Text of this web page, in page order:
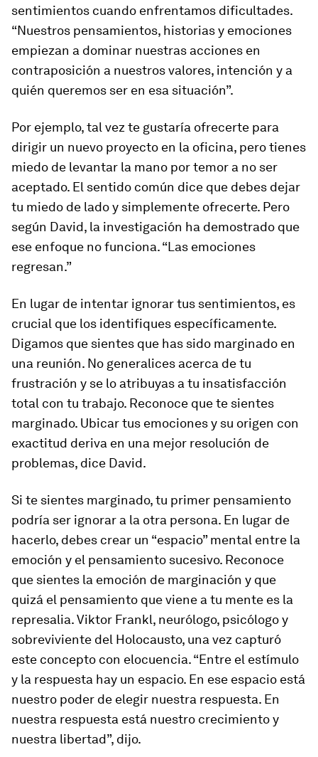
sentimientos cuando enfrentamos dificultades.
“Nuestros pensamientos, historias y emociones
empiezan a dominar nuestras acciones en
contraposición a nuestros valores, intención y a
quién queremos ser en esa situación”.
Por ejemplo, tal vez te gustaría ofrecerte para
dirigir un nuevo proyecto en la oficina, pero tienes
miedo de levantar la mano por temor a no ser
aceptado. El sentido común dice que debes dejar
tu miedo de lado y simplemente ofrecerte. Pero
según David, la investigación ha demostrado que
ese enfoque no funciona. “Las emociones
regresan.”
En lugar de intentar ignorar tus sentimientos, es
crucial que los identifiques específicamente.
Digamos que sientes que has sido marginado en
una reunión. No generalices acerca de tu
frustración y se lo atribuyas a tu insatisfacción
total con tu trabajo. Reconoce que te sientes
marginado. Ubicar tus emociones y su origen con
exactitud deriva en una mejor resolución de
problemas, dice David.
Si te sientes marginado, tu primer pensamiento
podría ser ignorar a la otra persona. En lugar de
hacerlo, debes crear un “espacio” mental entre la
emoción y el pensamiento sucesivo. Reconoce
que sientes la emoción de marginación y que
quizá el pensamiento que viene a tu mente es la
represalia. Viktor Frankl, neurólogo, psicólogo y
sobreviviente del Holocausto, una vez capturó
este concepto con elocuencia. “Entre el estímulo
y la respuesta hay un espacio. En ese espacio está
nuestro poder de elegir nuestra respuesta. En
nuestra respuesta está nuestro crecimiento y
nuestra libertad”, dijo.